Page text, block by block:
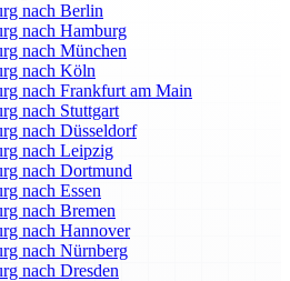
nach Berlin
nach Hamburg
nach München
nach Köln
nach Frankfurt am Main
nach Stuttgart
nach Düsseldorf
nach Leipzig
nach Dortmund
nach Essen
nach Bremen
nach Hannover
nach Nürnberg
nach Dresden